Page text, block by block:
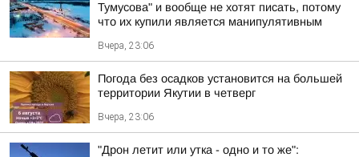
Тумусова" и вообще не хотят писать, потому
что их купили является манипулятивным
Вчера, 23:06
Погода без осадков установится на большей
территории Якутии в четверг
Вчера, 23:06
"Дрон летит или утка - одно и то же":